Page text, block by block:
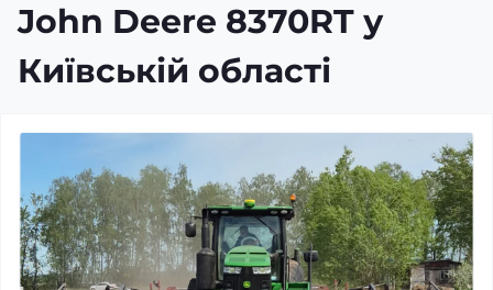
John Deere 8370RT у
Київській області